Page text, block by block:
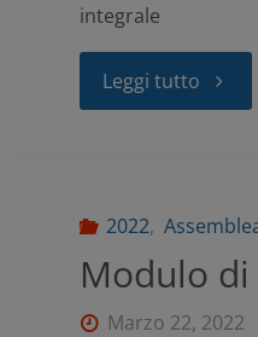
integrale
Leggi tutto
2022,
Modulo
Marzo 22, 2022